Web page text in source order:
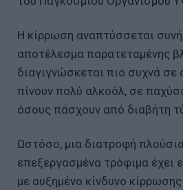
Η κίρρωση αναπτύσσεται
αποτέλεσμα παρατεταμένης
διαγιγνώσκεται πιο συχνά
πίνουν πολύ αλκοόλ, σε
όσους πάσχουν από διαβήτη
Ωστόσο, μια διατροφή
επεξεργασμένα τρόφιμα έχει
με αυξημένο κίνδυνο